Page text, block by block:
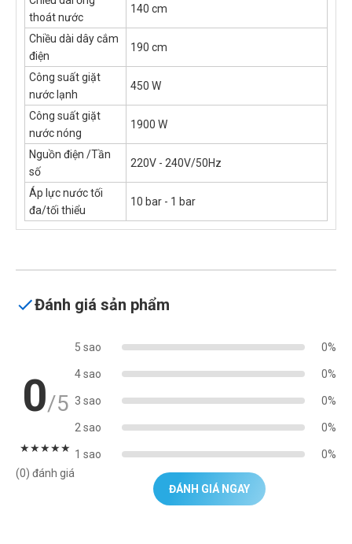
thoát nước
140 cm
Chiều dài dây cắm
điện
190 cm
Công suất giặt
nước lạnh
450 W
Công suất giặt
nước nóng
1900 W
Nguồn điện /Tần
số
220V - 240V/50Hz
Áp lực nước tối
đa/tối thiểu
10 bar - 1 bar
Đánh giá sản phẩm
0/5
★★★★★
(0) đánh giá
5 sao 0%
4 sao 0%
3 sao 0%
2 sao 0%
1 sao 0%
ĐÁNH GIÁ NGAY